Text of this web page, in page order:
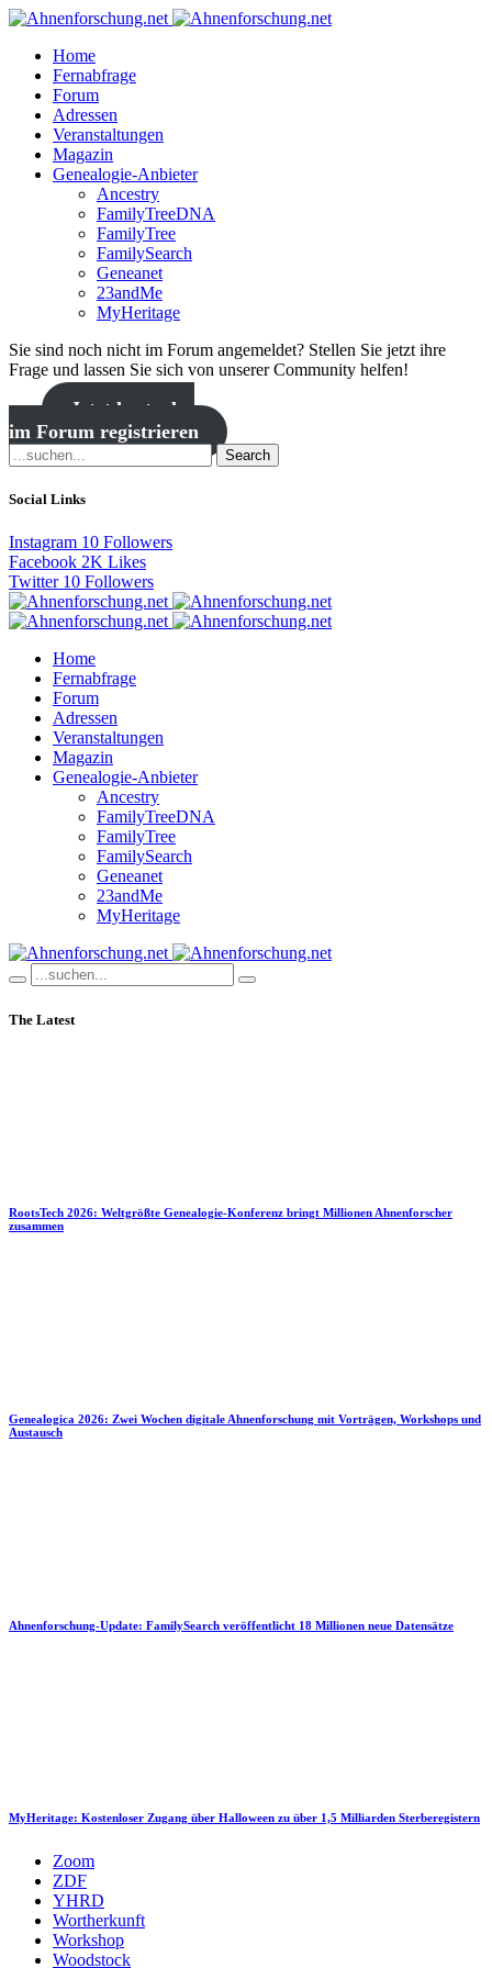
Home
Fernabfrage
Forum
Adressen
Veranstaltungen
Magazin
Genealogie-Anbieter
Ancestry
FamilyTreeDNA
FamilyTree
FamilySearch
Geneanet
23andMe
MyHeritage
Sie sind noch nicht im Forum angemeldet? Stellen Sie jetzt ihre
Frage und lassen Sie sich von unserer Community helfen!
Jetzt kostenlos
im Forum registrieren
Search
Social Links
Instagram 10 Followers
Facebook 2K Likes
Twitter 10 Followers
Home
Fernabfrage
Forum
Adressen
Veranstaltungen
Magazin
Genealogie-Anbieter
Ancestry
FamilyTreeDNA
FamilyTree
FamilySearch
Geneanet
23andMe
MyHeritage
The Latest
RootsTech 2026: Weltgrößte Genealogie-Konferenz bringt Millionen Ahnenforscher
zusammen
Genealogica 2026: Zwei Wochen digitale Ahnenforschung mit Vorträgen, Workshops und
Austausch
Ahnenforschung-Update: FamilySearch veröffentlicht 18 Millionen neue Datensätze
MyHeritage: Kostenloser Zugang über Halloween zu über 1,5 Milliarden Sterberegistern
Zoom
ZDF
YHRD
Wortherkunft
Workshop
Woodstock